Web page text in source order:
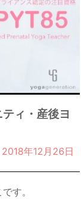
ィ・産後ヨ
2018年12月26日
す。